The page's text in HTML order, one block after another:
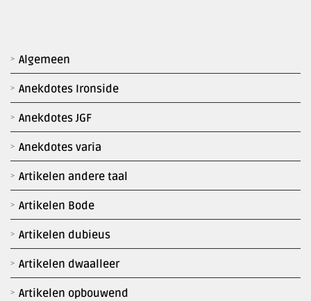
Algemeen
Anekdotes Ironside
Anekdotes JGF
Anekdotes varia
Artikelen andere taal
Artikelen Bode
Artikelen dubieus
Artikelen dwaalleer
Artikelen opbouwend